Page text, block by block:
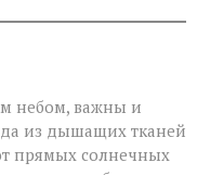
небом, важны и
из дышащих тканей
прямых солнечных